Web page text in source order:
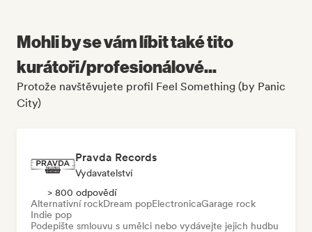
Mohli by se vám líbit také tito
kurátoři/profesionálové...
Protože navštěvujete profil Feel Something (by Panic
City)
Pravda Records
Vydavatelství
> 800 odpovědí
Alternativní rockDream popElectronicaGarage rock
Indie pop
Podepište smlouvu s umělci nebo vydávejte jejich hudbu